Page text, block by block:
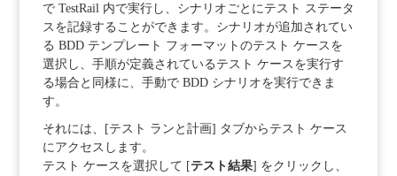
で TestRail 内で実行し、シナリオごとにテスト ステータ
スを記録することができます。 シナリオが追加されてい
る BDD テンプレート フォーマットのテスト ケースを
選択し、手順が定義されているテスト ケースを実行す
る場合と同様に、手動で BDD シナリオを実行できま
す。
それには、[テスト ランと計画] タブからテスト ケース
にアクセスします。
テスト ケースを選択して [テスト結果] をクリックし、